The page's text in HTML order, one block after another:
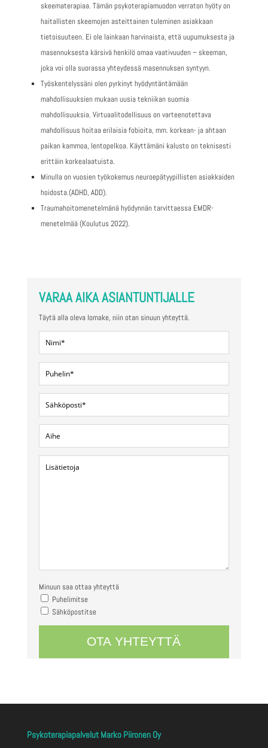
skeematerapiaa. Tämän psykoterapiamuodon verraton hyöty on
haitallisten skeemojen asteittainen tuleminen asiakkaan
tietoisuuteen. Ei ole lainkaan harvinaista, että uupumuksesta ja
masennuksesta kärsivä henkilö omaa vaativuuden – skeeman,
joka voi olla suorassa yhteydessä masennuksen syntyyn.
Työskentelyssäni olen pyrkinyt hyödyntäntämään
mahdollisuuksien mukaan uusia tekniikan suomia
mahdollisuuksia. Virtuaalitodellisuus on varteenotettava
mahdollisuus hoitaa erilaisia fobioita, mm. korkean- ja ahtaan
paikan kammoa, lentopelkoa. Käyttämäni kalusto on teknisesti
erittäin korkealaatuista.
Minulla on vuosien työkokemus neuroepätyypillisten asiakkaiden
hoidosta.(ADHD, ADD).
Traumahoitomenetelmänä hyödynnän tarvittaessa EMDR-
menetelmää (Koulutus 2022).
VARAA AIKA ASIANTUNTIJALLE
Täytä alla oleva lomake, niin otan sinuun yhteyttä.
Minuun saa ottaa yhteyttä
Puhelimitse
Sähköpostitse
Psykoterapiapalvelut Marko Piironen Oy